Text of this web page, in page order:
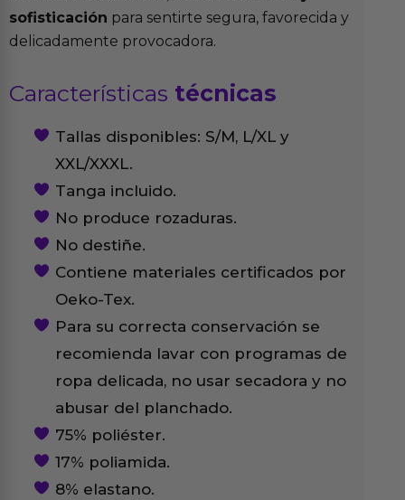
sofisticación para sentirte segura, favorecida y
delicadamente provocadora.
Características técnicas
Tallas disponibles: S/M, L/XL y
XXL/XXXL.
Tanga incluido.
No produce rozaduras.
No destiñe.
Contiene materiales certificados por
Oeko-Tex.
Para su correcta conservación se
recomienda lavar con programas de
ropa delicada, no usar secadora y no
abusar del planchado.
75% poliéster.
17% poliamida.
8% elastano.